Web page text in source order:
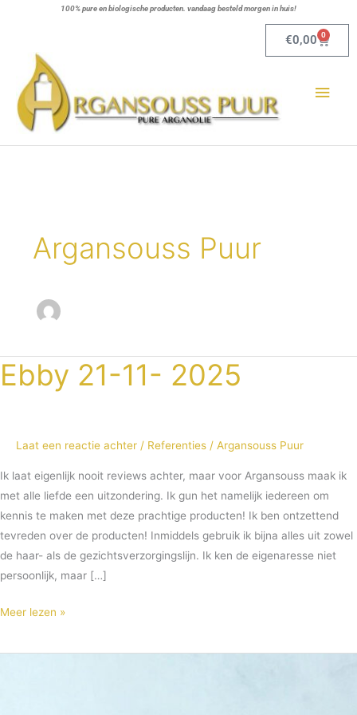
100% pure en biologische producten. vandaag besteld morgen in huis!
€0,00 0
Argansouss Puur
Ebby 21-11- 2025
Laat een reactie achter / Referenties / Argansouss Puur
Ik laat eigenlijk nooit reviews achter, maar voor Argansouss maak ik
met alle liefde een uitzondering. Ik gun het namelijk iedereen om
kennis te maken met deze prachtige producten! Ik ben ontzettend
tevreden over de producten! Inmiddels gebruik ik bijna alles uit zowel
de haar- als de gezichtsverzorgingslijn. Ik ken de eigenaresse niet
persoonlijk, maar […]
Ebby
21-
Meer lezen »